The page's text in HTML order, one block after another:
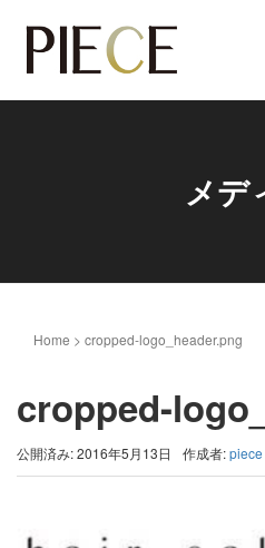
メデ
Home > cropped-logo_header.png
cropped-
公開済み: 2016年5月13日 作成者:piece